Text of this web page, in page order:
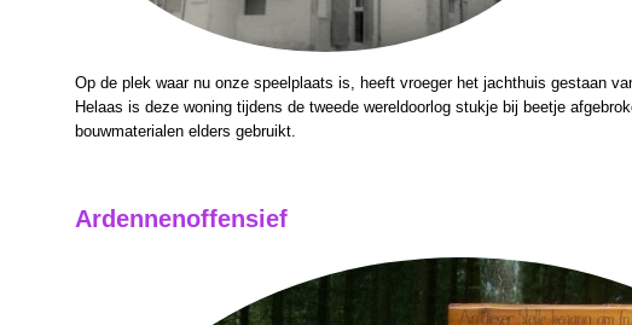
Op de plek waar nu onze speelplaats is, heeft vroeger het jachthuis gestaan
Helaas is deze woning tijdens de tweede wereldoorlog stukje bij beetje
bouwmaterialen elders gebruikt.
Ardennenoffensief